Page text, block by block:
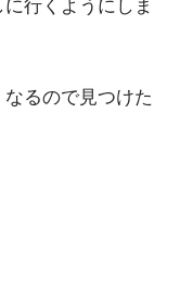
行くようにしま
るので見つけた